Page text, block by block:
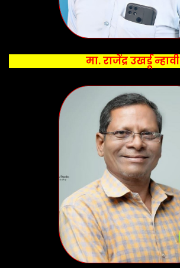
मा. राजेंद्र उखर्डू न्हावी